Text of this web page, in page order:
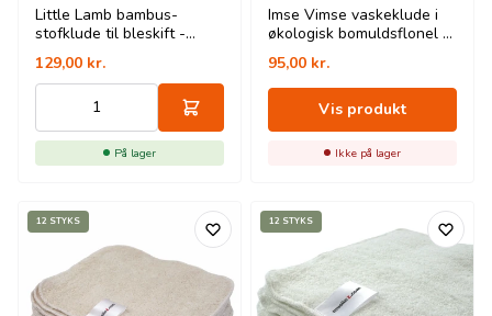
Little Lamb bambus-
stofklude til bleskift -
129,00 kr.
På lager
Imse Vimse vaskeklude i
økologisk bomuldsflonel -
95,00 kr.
Vis produkt
Ikke på lager
12 STYKS 12 STYKS